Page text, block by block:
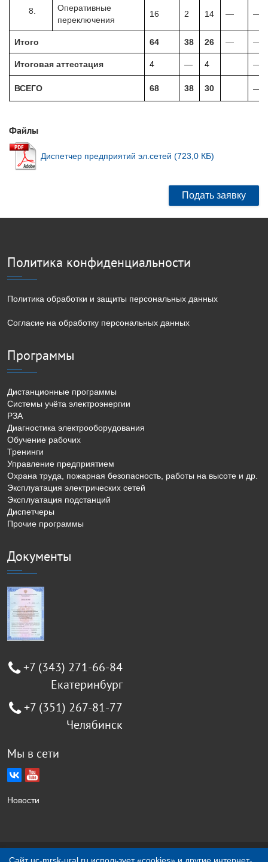
Оперативные
переключения
16 2 14 — —
Итого 64 38 26 — —
Итоговая аттестация 4 — 4 —
ВСЕГО 68 38 30 —
Файлы
Диспетчер предприятий эл.сетей (723,0 КБ)
Подать заявку
Политика конфиденциальности
Политика обработки и защиты персональных данных
Согласие на обработку персональных данных
Программы
Дистанционные программы
Системы учёта электроэнергии
РЗА
Диагностика электрооборудования
Обучение рабочих
Тренинги
Управление предприятием
Охрана труда, пожарная безопасность, работы на высоте и др.
Эксплуатация электрических сетей
Эксплуатация подстанций
Диспетчеры
Прочие программы
Документы
+7 (343) 271-66-84
Екатеринбург
+7 (351) 267-81-77
Челябинск
Мы в сети
Новости
Создание сайта Jellyweb